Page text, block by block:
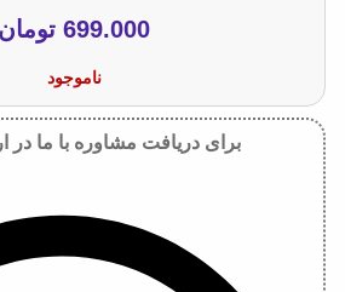
699.000 تومان
ناموجود
برای دریافت مشاوره با ما در